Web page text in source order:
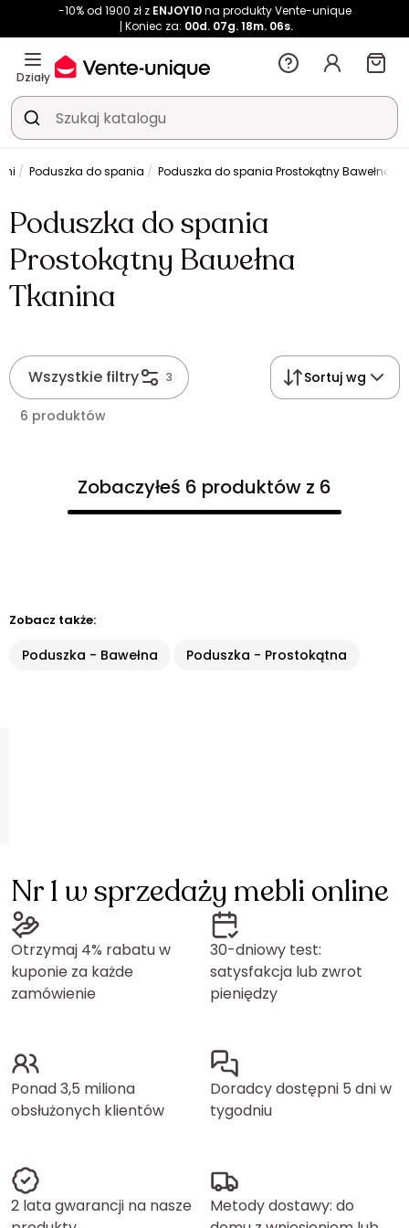
-10% od 1900 zł z ENJOY10na produkty Vente-unique
Koniec za: 00d. 07g. 18m. 06s.
Działy
Poduszka do spania Poduszka do spania Prostokątny Bawełna
Poduszka do spania
Prostokątny Bawełna
Tkanina
Wszystkie filtry 3 Sortuj wg
6 produktów
Zobaczyłeś 6 produktów z 6
Zobacz także:
Poduszka - Bawełna Poduszka - Prostokątna
Nr 1 w sprzedaży mebli online
Otrzymaj 4% rabatu w
kuponie za każde
zamówienie
30-dniowy test:
satysfakcja lub zwrot
pieniędzy
Ponad 3,5 miliona
obsłużonych klientów
Doradcy dostępni 5 dni w
tygodniu
2 lata gwarancji na nasze
Metody dostawy: do